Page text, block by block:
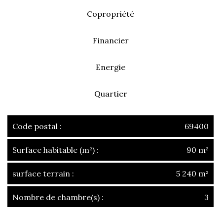
Copropriété
Financier
Energie
Quartier
Code postal : 69400
Surface habitable (m²) : 90 m²
surface terrain : 5 240 m²
Nombre de chambre(s) : 3